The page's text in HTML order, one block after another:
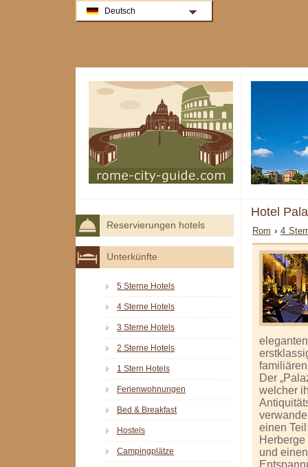
Hotel
Rom ›4
Der
welcher
einen
und
Reservierungen hotels
Unterkünfte
5 Sterne Hotels
4 Sterne Hotels
3 Sterne Hotels
2 Sterne Hotels
1 Stern Hotels
Ferienwohnungen
Bed & Breakfast
Hostels
Campingplätze
Deutsch